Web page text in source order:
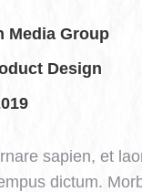
Media Group
Design
sapien, et
dictum.